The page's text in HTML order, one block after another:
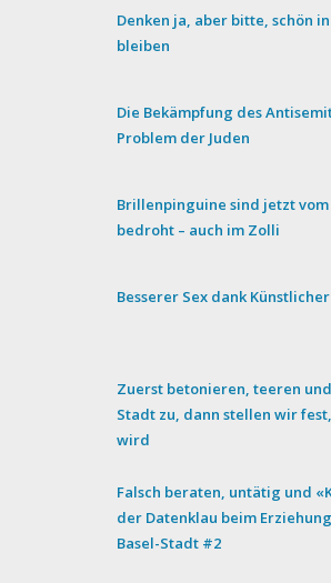
Denken ja, aber bitte, schön
bleiben
Die Bekämpfung des
Problem der Juden
Brillenpinguine sind jetzt vom
bedroht – auch im Zolli
Besserer Sex dank
Zuerst betonieren, teeren
Stadt zu, dann stellen wir
wird
Falsch beraten, untätig und
der Datenklau beim
Basel-Stadt #2